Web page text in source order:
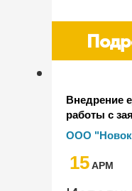
Внедрение
работы с
ООО
ООО
15AРМ